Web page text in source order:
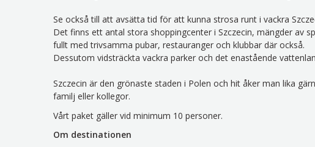
Se också till att avsätta tid för att kunna strosa runt i vackra
Det finns ett antal stora shoppingcenter i Szczecin, mängder av
fullt med trivsamma pubar, restauranger och klubbar där också.
Dessutom vidsträckta vackra parker och det enastående
Szczecin är den grönaste staden i Polen och hit åker man lika
familj eller kollegor.
Vårt paket gäller vid minimum 10 personer.
Om destinationen